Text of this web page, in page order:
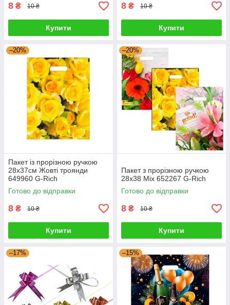
8 ₴ 10 ₴
Купити
8 ₴ 10 ₴
Купити
–20%
Пакет із прорізною ручкою
28х37см Жовті троянди
649960 G-Rich
Готово до відправки
8 ₴ 10 ₴
Купити
–20%
Пакет з прорізною ручкою
28х38 Mix 652267 G-Rich
Готово до відправки
8 ₴ 10 ₴
Купити
–17% –15%